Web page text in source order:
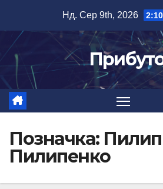
вмісту
Нд. Сер 9th, 2026
Позначка: Пилип
Пилипенко